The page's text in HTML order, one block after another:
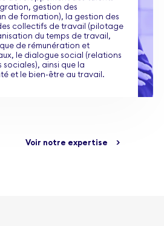
gestion des
de formation), la gestion des
collectifs de travail (pilotage
du temps de travail,
de rémunération et
le dialogue social (relations
sociales), ainsi que la
et le bien-être au travail.
Voir notre expertise >